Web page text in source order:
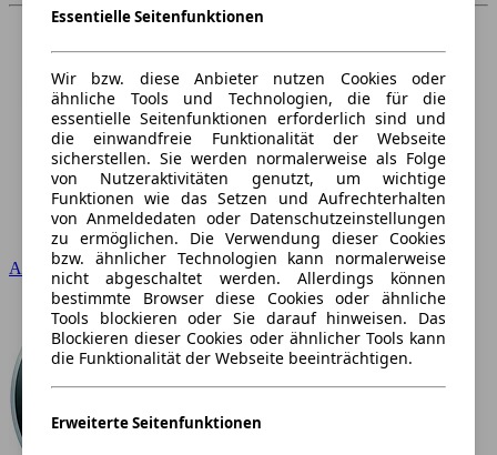
Audi
Essentielle Seitenfunktionen
Wir bzw. diese Anbieter nutzen Cookies oder
ähnliche Tools und Technologien, die für die
essentielle Seitenfunktionen erforderlich sind und
die einwandfreie Funktionalität der Webseite
sicherstellen. Sie werden normalerweise als Folge
von Nutzeraktivitäten genutzt, um wichtige
Funktionen wie das Setzen und Aufrechterhalten
von Anmeldedaten oder Datenschutzeinstellungen
zu ermöglichen. Die Verwendung dieser Cookies
bzw. ähnlicher Technologien kann normalerweise
nicht abgeschaltet werden. Allerdings können
bestimmte Browser diese Cookies oder ähnliche
Tools blockieren oder Sie darauf hinweisen. Das
Blockieren dieser Cookies oder ähnlicher Tools kann
die Funktionalität der Webseite beeinträchtigen.
Erweiterte Seitenfunktionen